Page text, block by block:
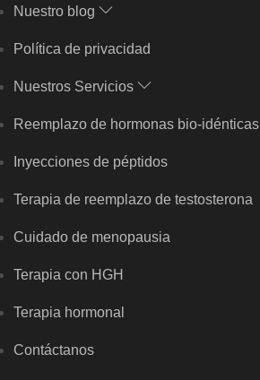
Nuestro blog
Política de privacidad
Nuestros Servicios
Reemplazo de hormonas bio-idénticas
Inyecciones de péptidos
Terapia de reemplazo de testosterona
Cuidado de menopausia
Terapia con HGH
Terapia hormonal
Contáctanos